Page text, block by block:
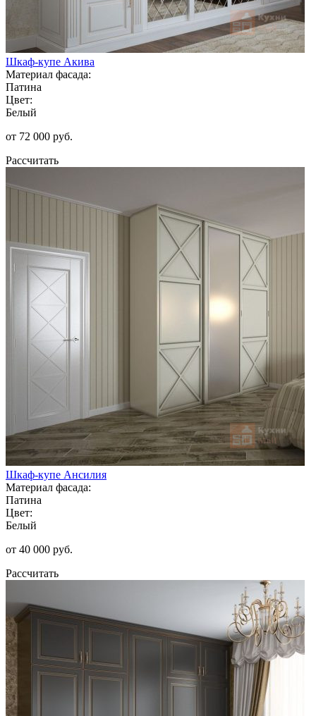
Шкаф-купе Акива
Материал фасада:
Патина
Цвет:
Белый
от 72 000 руб.
Рассчитать
Шкаф-купе Ансилия
Материал фасада:
Патина
Цвет:
Белый
от 40 000 руб.
Рассчитать